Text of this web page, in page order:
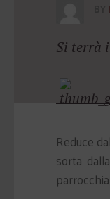
Si terrà
Reduce
sorta